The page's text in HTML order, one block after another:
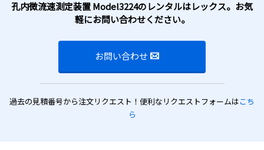
孔内微流速測定装置 Model3224のレンタルはレックス。お気
軽にお問い合わせください。
お問い合わせ
過去の見積番号から注文リクエスト！便利なリクエストフォームはこち
ら